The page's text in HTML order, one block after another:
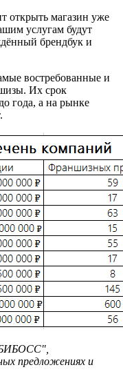
открыть магазин уже
услугам будут
брендбук и
востребованные и
Их срок
года, а на рынке
предложениях и